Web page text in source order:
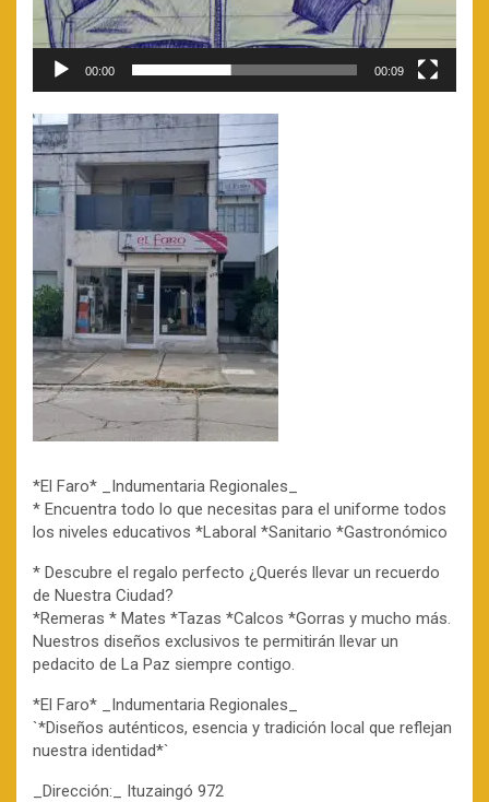
00:00 00:09
*El Faro* _Indumentaria Regionales_
* Encuentra todo lo que necesitas para el uniforme todos
los niveles educativos *Laboral *Sanitario *Gastronómico
* Descubre el regalo perfecto ¿Querés llevar un recuerdo
de Nuestra Ciudad?
*Remeras * Mates *Tazas *Calcos *Gorras y mucho más.
Nuestros diseños exclusivos te permitirán llevar un
pedacito de La Paz siempre contigo.
*El Faro* _Indumentaria Regionales_
`*Diseños auténticos, esencia y tradición local que reflejan
nuestra identidad*`
_Dirección:_ Ituzaingó 972